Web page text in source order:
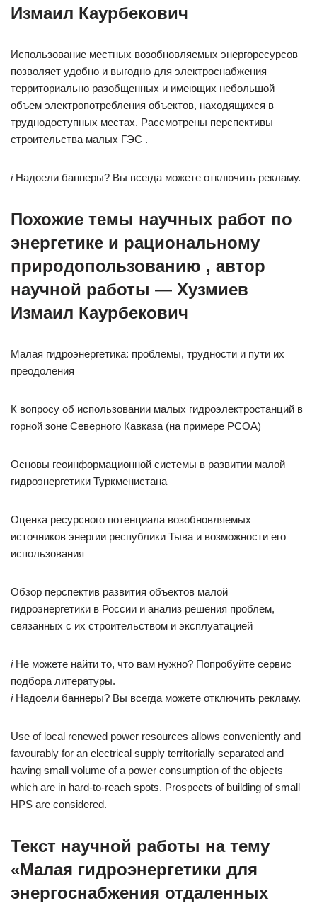
Измаил Каурбекович
Использование местных возобновляемых энергоресурсов
позволяет удобно и выгодно для электроснабжения
территориально разобщенных и имеющих небольшой
объем электропотребления объектов, находящихся в
труднодоступных местах. Рассмотрены перспективы
строительства малых ГЭС .
iНадоели баннеры? Вы всегда можете отключить рекламу.
Похожие темы научных работ по
энергетике и рациональному
природопользованию , автор
научной работы — Хузмиев
Измаил Каурбекович
Малая гидроэнергетика: проблемы, трудности и пути их
преодоления
К вопросу об использовании малых гидроэлектростанций в
горной зоне Северного Кавказа (на примере РСОА)
Основы геоинформационной системы в развитии малой
гидроэнергетики Туркменистана
Оценка ресурсного потенциала возобновляемых
источников энергии республики Тыва и возможности его
использования
Обзор перспектив развития объектов малой
гидроэнергетики в России и анализ решения проблем,
связанных с их строительством и эксплуатацией
iНе можете найти то, что вам нужно? Попробуйте сервис
подбора литературы.
iНадоели баннеры? Вы всегда можете отключить рекламу.
Use of local renewed power resources allows conveniently and
favourably for an electrical supply territorially separated and
having small volume of a power consumption of the objects
which are in hard-to-reach spots. Prospects of building of small
HPS are considered.
Текст научной работы на тему
«Малая гидроэнергетики для
энергоснабжения отдаленных